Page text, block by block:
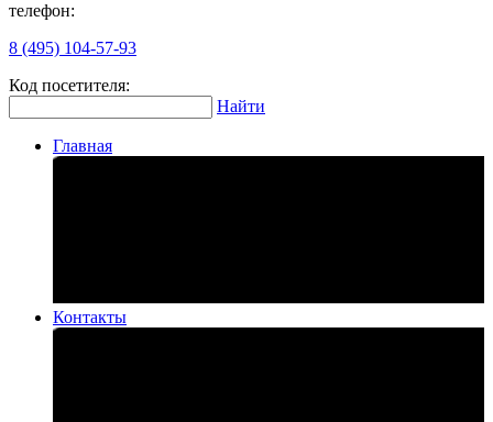
телефон:
8 (495) 104-57-93
Код посетителя:
Найти
Главная
Контакты